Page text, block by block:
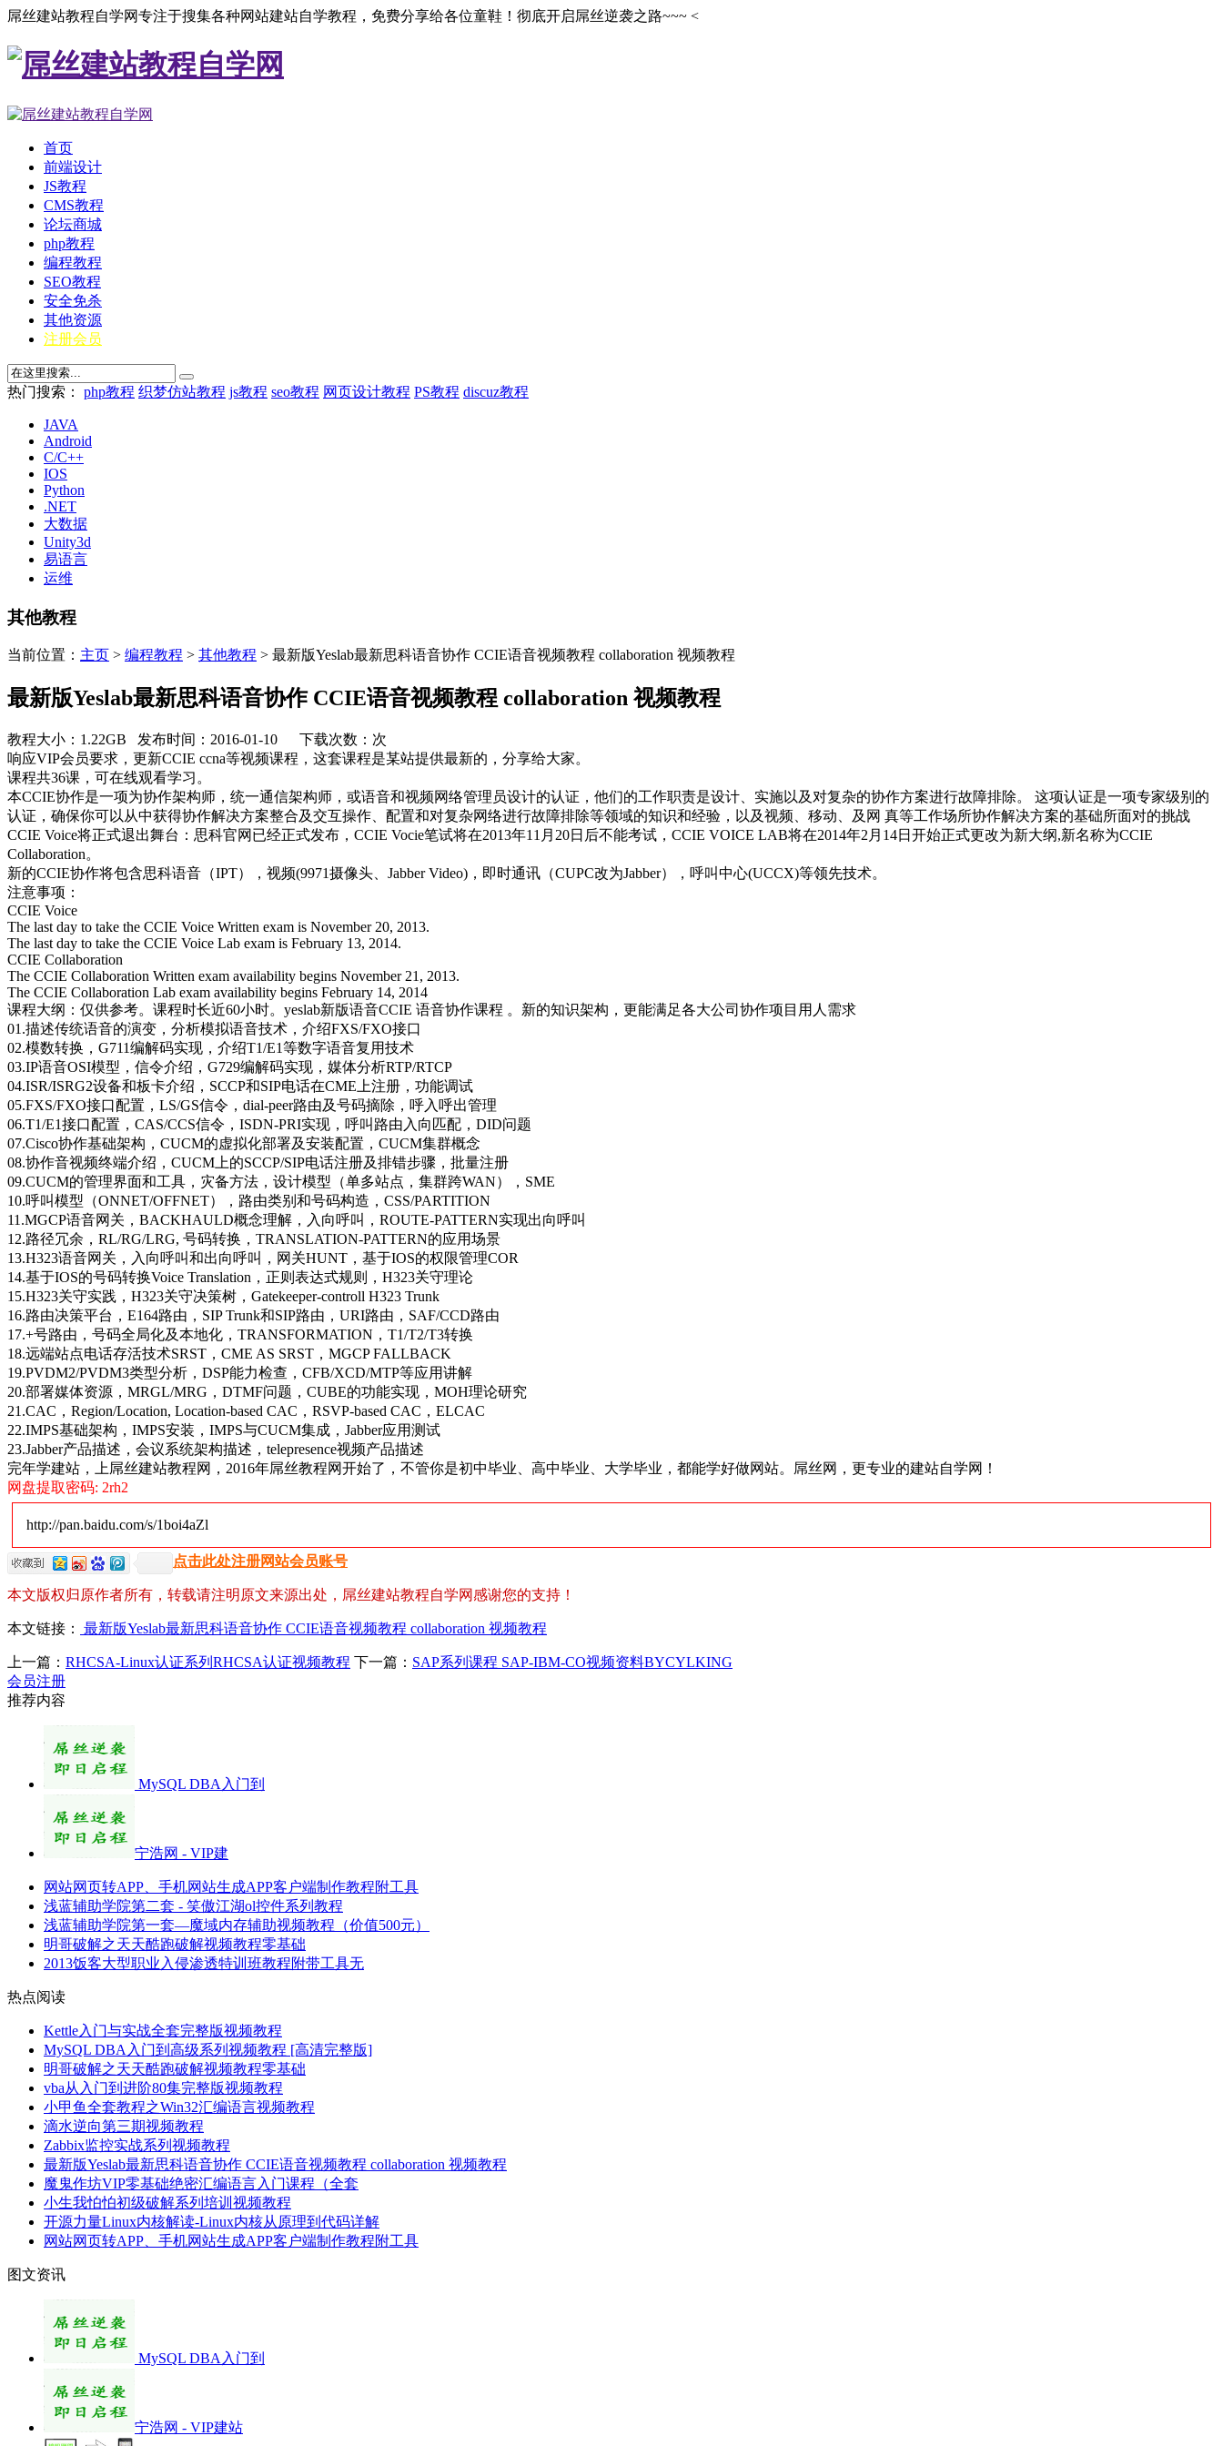
屌丝建站教程自学网专注于搜集各种网站建站自学教程，免费分享给各位童鞋！彻底开启屌丝逆袭之路~~~ <
首页
前端设计
JS教程
CMS教程
论坛商城
php教程
编程教程
SEO教程
安全免杀
其他资源
注册会员
热门搜索： php教程 织梦仿站教程 js教程 seo教程 网页设计教程 PS教程 discuz教程
JAVA
Android
C/C++
IOS
Python
.NET
大数据
Unity3d
易语言
运维
其他教程
当前位置： 主页 > 编程教程 > 其他教程 > 最新版Yeslab最新思科语音协作 CCIE语音视频教程 collaboration 视频教程
最新版Yeslab最新思科语音协作 CCIE语音视频教程 collaboration 视频教程
教程大小：1.22GB 发布时间：2016-01-10 下载次数： 次
响应VIP会员要求，更新CCIE ccna等视频课程，这套课程是某站提供最新的，分享给大家。
课程共36课，可在线观看学习。
本CCIE协作是一项为协作架构师，统一通信架构师，或语音和视频网络管理员设计的认证，他们的工作职责是设计、实施以及对复杂的协作方案进行故障排除。 这项认证是一项专家级别的
认证，确保你可以从中获得协作解决方案整合及交互操作、配置和对复杂网络进行故障排除等领域的知识和经验，以及视频、移动、及网 真等工作场所协作解决方案的基础所面对的挑战
CCIE Voice将正式退出舞台：思科官网已经正式发布，CCIE Vocie笔试将在2013年11月20日后不能考试，CCIE VOICE LAB将在2014年2月14日开始正式更改为新大纲,新名称为CCIE
Collaboration。
新的CCIE协作将包含思科语音（IPT），视频(9971摄像头、Jabber Video)，即时通讯（CUPC改为Jabber），呼叫中心(UCCX)等领先技术。
注意事项：
CCIE Voice
The last day to take the CCIE Voice Written exam is November 20, 2013.
The last day to take the CCIE Voice Lab exam is February 13, 2014.
CCIE Collaboration
The CCIE Collaboration Written exam availability begins November 21, 2013.
The CCIE Collaboration Lab exam availability begins February 14, 2014
课程大纲：仅供参考。课程时长近60小时。yeslab新版语音CCIE 语音协作课程 。新的知识架构，更能满足各大公司协作项目用人需求
01.描述传统语音的演变，分析模拟语音技术，介绍FXS/FXO接口
02.模数转换，G711编解码实现，介绍T1/E1等数字语音复用技术
03.IP语音OSI模型，信令介绍，G729编解码实现，媒体分析RTP/RTCP
04.ISR/ISRG2设备和板卡介绍，SCCP和SIP电话在CME上注册，功能调试
05.FXS/FXO接口配置，LS/GS信令，dial-peer路由及号码摘除，呼入呼出管理
06.T1/E1接口配置，CAS/CCS信令，ISDN-PRI实现，呼叫路由入向匹配，DID问题
07.Cisco协作基础架构，CUCM的虚拟化部署及安装配置，CUCM集群概念
08.协作音视频终端介绍，CUCM上的SCCP/SIP电话注册及排错步骤，批量注册
09.CUCM的管理界面和工具，灾备方法，设计模型（单多站点，集群跨WAN），SME
10.呼叫模型（ONNET/OFFNET），路由类别和号码构造，CSS/PARTITION
11.MGCP语音网关，BACKHAULD概念理解，入向呼叫，ROUTE-PATTERN实现出向呼叫
12.路径冗余，RL/RG/LRG, 号码转换，TRANSLATION-PATTERN的应用场景
13.H323语音网关，入向呼叫和出向呼叫，网关HUNT，基于IOS的权限管理COR
14.基于IOS的号码转换Voice Translation，正则表达式规则，H323关守理论
15.H323关守实践，H323关守决策树，Gatekeeper-controll H323 Trunk
16.路由决策平台，E164路由，SIP Trunk和SIP路由，URI路由，SAF/CCD路由
17.+号路由，号码全局化及本地化，TRANSFORMATION，T1/T2/T3转换
18.远端站点电话存活技术SRST，CME AS SRST，MGCP FALLBACK
19.PVDM2/PVDM3类型分析，DSP能力检查，CFB/XCD/MTP等应用讲解
20.部署媒体资源，MRGL/MRG，DTMF问题，CUBE的功能实现，MOH理论研究
21.CAC，Region/Location, Location-based CAC，RSVP-based CAC，ELCAC
22.IMPS基础架构，IMPS安装，IMPS与CUCM集成，Jabber应用测试
23.Jabber产品描述，会议系统架构描述，telepresence视频产品描述
完年学建站，上屌丝建站教程网，2016年屌丝教程网开始了，不管你是初中毕业、高中毕业、大学毕业，都能学好做网站。屌丝网，更专业的建站自学网！
网盘提取密码: 2rh2
http://pan.baidu.com/s/1boi4aZl
点击此处注册网站会员账号
本文版权归原作者所有，转载请注明原文来源出处，屌丝建站教程自学网感谢您的支持！
本文链接： 最新版Yeslab最新思科语音协作 CCIE语音视频教程 collaboration 视频教程
上一篇： RHCSA-Linux认证系列RHCSA认证视频教程 下一篇： SAP系列课程 SAP-IBM-CO视频资料BYCYLKING
会员注册
推荐内容
MySQL DBA入门到
宁浩网 - VIP建
网站网页转APP、手机网站生成APP客户端制作教程附工具
浅蓝辅助学院第二套 - 笑傲江湖ol控件系列教程
浅蓝辅助学院第一套—魔域内存辅助视频教程（价值500元）
明哥破解之天天酷跑破解视频教程零基础
2013饭客大型职业入侵渗透特训班教程附带工具无
热点阅读
Kettle入门与实战全套完整版视频教程
MySQL DBA入门到高级系列视频教程 [高清完整版]
明哥破解之天天酷跑破解视频教程零基础
vba从入门到进阶80集完整版视频教程
小甲鱼全套教程之Win32汇编语言视频教程
滴水逆向第三期视频教程
Zabbix监控实战系列视频教程
最新版Yeslab最新思科语音协作 CCIE语音视频教程 collaboration 视频教程
魔鬼作坊VIP零基础绝密汇编语言入门课程（全套
小生我怕怕初级破解系列培训视频教程
开源力量Linux内核解读-Linux内核从原理到代码详解
网站网页转APP、手机网站生成APP客户端制作教程附工具
图文资讯
MySQL DBA入门到
宁浩网 - VIP建站